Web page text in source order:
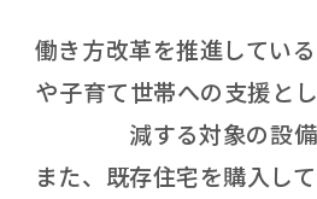
働き方改革を推進してい
や子育て世帯への支援と
減する対象の設備
また、既存住宅を購入し